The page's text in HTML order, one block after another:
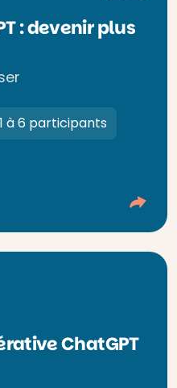
: devenir plus
1 à 6 participants
ChatGPT